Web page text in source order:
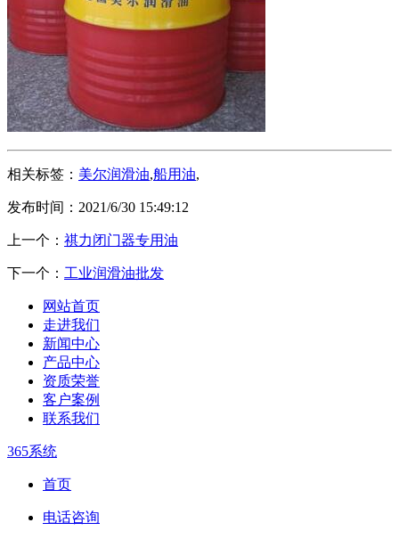
相关标签： 美尔润滑油,船用油,
发布时间：2021/6/30 15:49:12
上一个： 祺力闭门器专用油
下一个： 工业润滑油批发
网站首页
走进我们
新闻中心
产品中心
资质荣誉
客户案例
联系我们
365系统
首页
电话咨询